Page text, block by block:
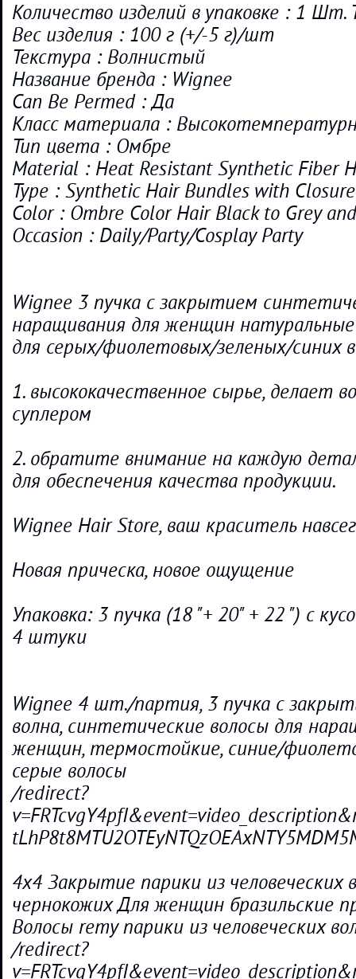
Количество изделий в упаковке : 1 Шт.
Вес изделия : 100 г (+/-5 г)/шт
Текстура : Волнистый
Название бренда : Wignee
Can Be Permed : Да
Класс материала :
Тип цвета : Омбре
Material : Heat Resistant Synthetic Fiber
Type : Synthetic Hair Bundles with
Color : Ombre Color Hair Black to Grey
Occasion : Daily/Party/Cosplay Party
Wignee 3 пучка с закрытием
наращивания для женщин
для серых/фиолетовых/зеленых/синих
1. высококачественное сырье, делает
суплером
2. обратите внимание на каждую
для обеспечения качества продукции.
Wignee Hair Store, ваш краситель
Новая прическа, новое ощущение
Упаковка: 3 пучка (18 "+ 20" + 22 ") с
4 штуки
Wignee 4 шт./партия, 3 пучка с
волна, синтетические волосы для
женщин, термостойкие, синие/
серые волосы
/redirect?
4x4 Закрытие парики из человеческих
чернокожих Для женщин бразильские
Волосы remy парики из человеческих
/redirect?